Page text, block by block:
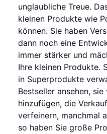
unglaubliche Treue.
kleinen Produkte wie
können. Sie haben
dann noch eine
immer stärker und
Ihre kleinen Produkte.
in Superprodukte
Bestseller ansehen,
hinzufügen, die
verfeinern, manchmal
so haben Sie große